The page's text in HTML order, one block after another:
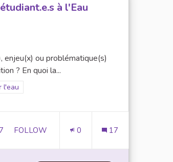
QUANTITÉ DE VIANDE ROUGE ET DE
à l'Eau
enjeu(x) ou problématique(s)
? En quoi la...
Focus scientifique sur l'eau
l'eau
27 FOLLOWERS
FOLLOW 0 17